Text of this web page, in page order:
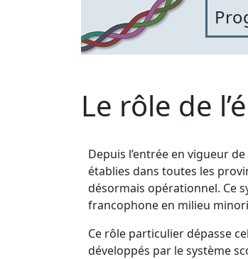
Le rôle de
Depuis l’entrée en vigueur
établies dans toutes les
désormais opérationnel. Ce
francophone en milieu
Ce rôle particulier dépasse
développés par le système